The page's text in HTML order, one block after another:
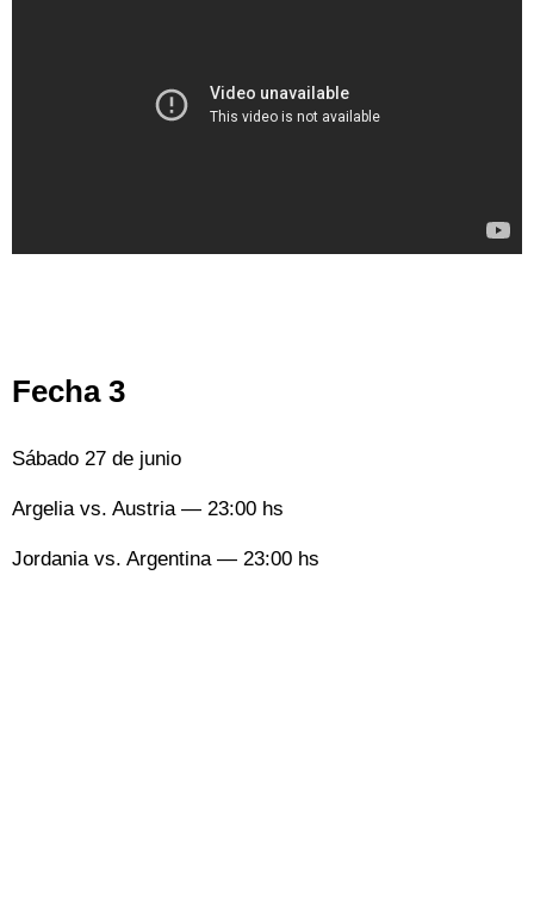
Fecha 3
Sábado 27 de junio
Argelia vs. Austria — 23:00 hs
Jordania vs. Argentina — 23:00 hs